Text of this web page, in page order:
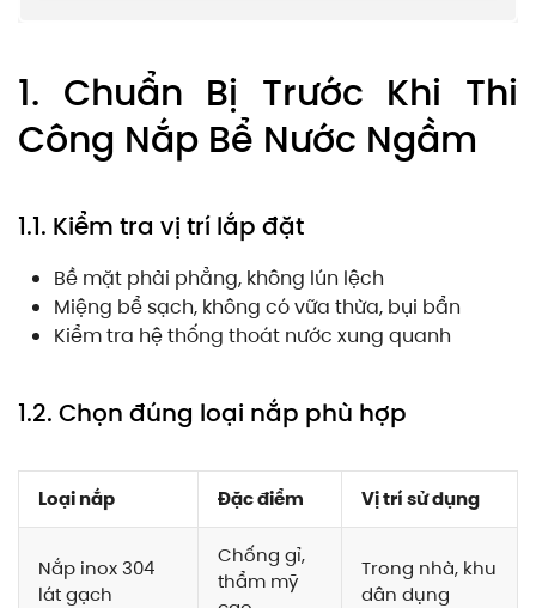
1. Chuẩn Bị Trước Khi Thi
Công Nắp Bể Nước Ngầm
1.1. Kiểm tra vị trí lắp đặt
Bề mặt phải phẳng, không lún lệch
Miệng bể sạch, không có vữa thừa, bụi bẩn
Kiểm tra hệ thống thoát nước xung quanh
1.2. Chọn đúng loại nắp phù hợp
Loại nắp Đặc điểm Vị trí sử dụng
Nắp inox 304
lát gạch
Chống gỉ,
thẩm mỹ
Trong nhà, khu
dân dụng